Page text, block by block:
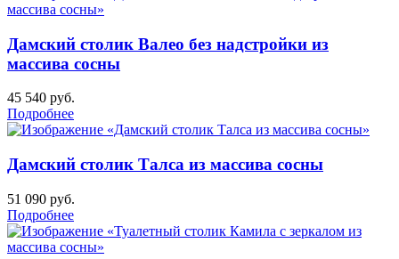
Дамский столик Валео без надстройки из
массива сосны
45 540 руб.
Подробнее
Дамский столик Талса из массива сосны
51 090 руб.
Подробнее